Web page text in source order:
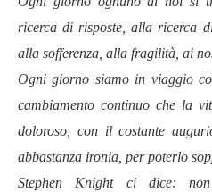
ricerca di risposte, alla ricerca
alla sofferenza, alla fragilità, ai
Ogni giorno siamo in viaggio
cambiamento continuo che la
doloroso, con il costante
abbastanza ironia, per poterlo
Stephen Knight ci dice: